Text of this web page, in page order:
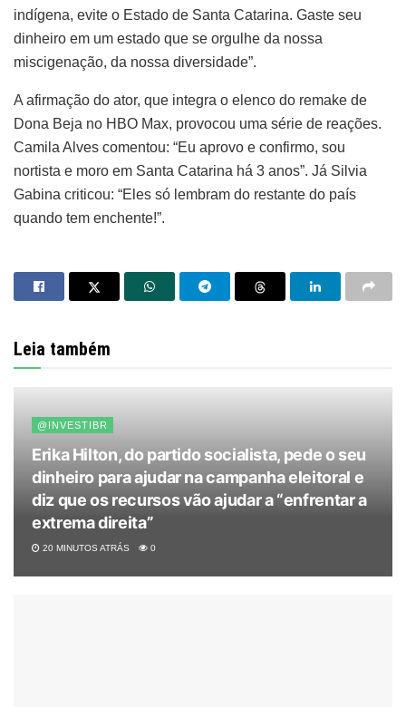
indígena, evite o Estado de Santa Catarina. Gaste seu
dinheiro em um estado que se orgulhe da nossa
miscigenação, da nossa diversidade”.
A afirmação do ator, que integra o elenco do remake de
Dona Beja no HBO Max, provocou uma série de reações.
Camila Alves comentou: “Eu aprovo e confirmo, sou
nortista e moro em Santa Catarina há 3 anos”. Já Silvia
Gabina criticou: “Eles só lembram do restante do país
quando tem enchente!”.
Leia também
@INVESTIBR
Erika Hilton, do partido socialista, pede o seu
dinheiro para ajudar na campanha eleitoral e
diz que os recursos vão ajudar a “enfrentar a
extrema direita”
20 MINUTOS ATRÁS 0